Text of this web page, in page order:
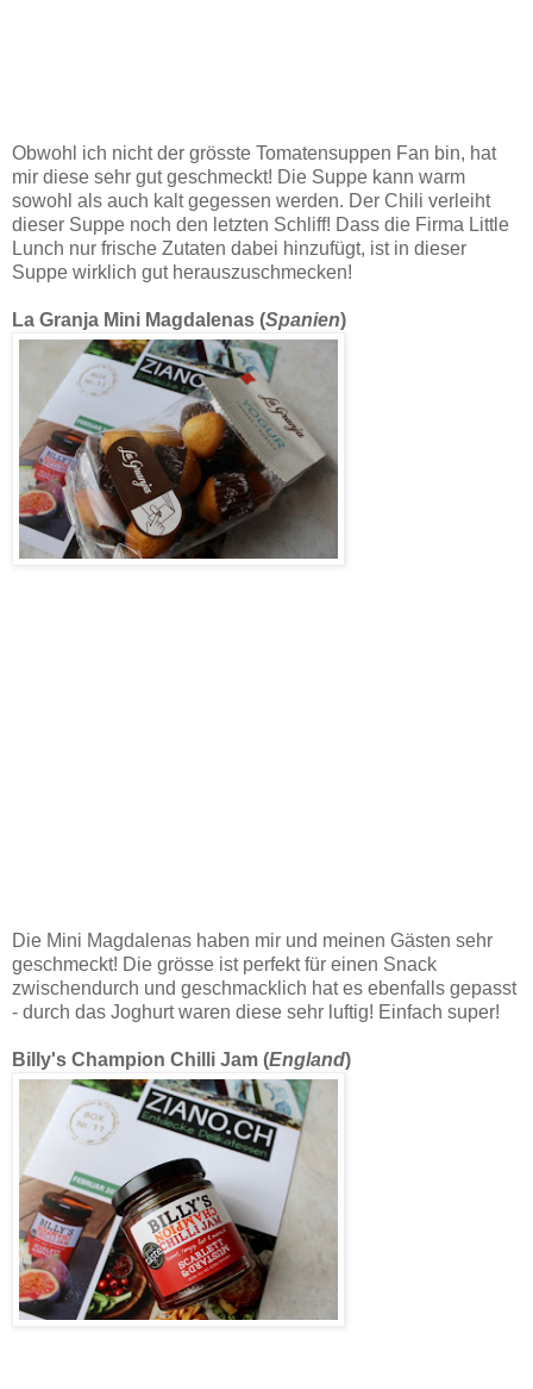
Obwohl ich nicht der grösste Tomatensuppen Fan bin, hat
mir diese sehr gut geschmeckt! Die Suppe kann warm
sowohl als auch kalt gegessen werden. Der Chili verleiht
dieser Suppe noch den letzten Schliff! Dass die Firma Little
Lunch nur frische Zutaten dabei hinzufügt, ist in dieser
Suppe wirklich gut herauszuschmecken!
La Granja Mini Magdalenas (Spanien)
Die Mini Magdalenas haben mir und meinen Gästen sehr
geschmeckt! Die grösse ist perfekt für einen Snack
zwischendurch und geschmacklich hat es ebenfalls gepasst
- durch das Joghurt waren diese sehr luftig! Einfach super!
Billy's Champion Chilli Jam (England)